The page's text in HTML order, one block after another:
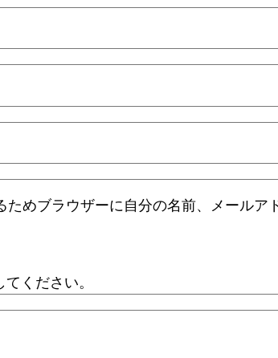
めブラウザーに自分の名前、メールア
ください。